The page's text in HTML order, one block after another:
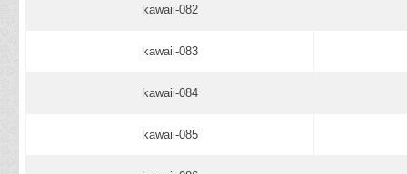
kawaii-082
kawaii-083
kawaii-084
kawaii-085